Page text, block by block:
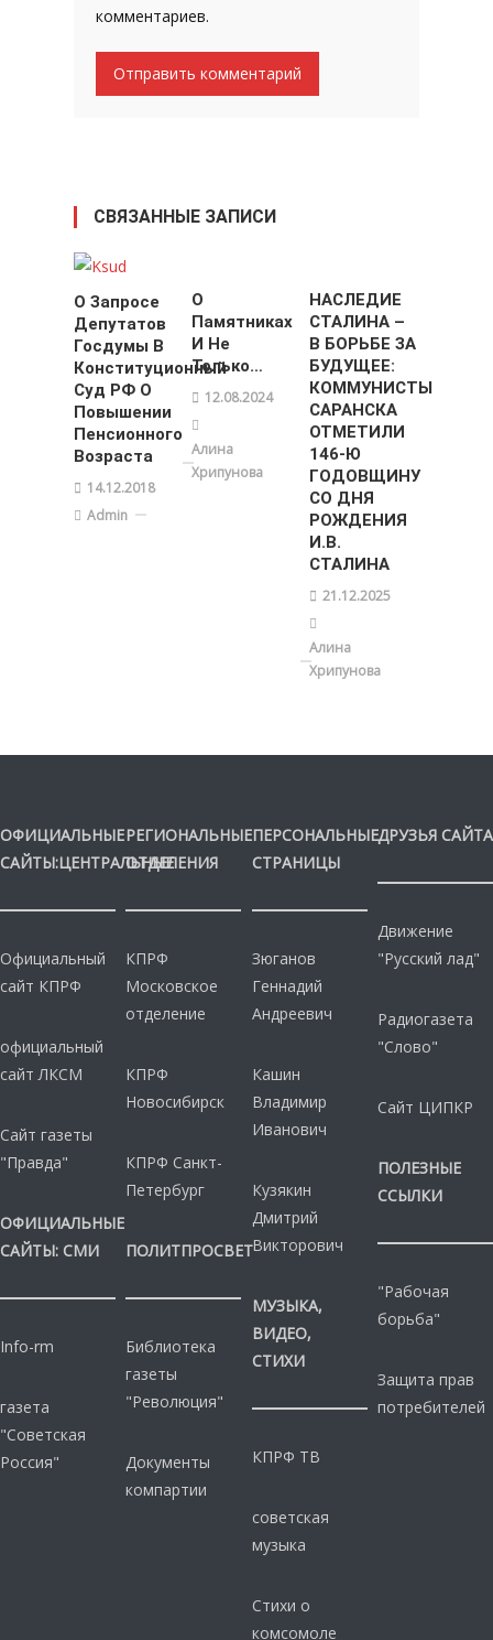
комментариев.
СВЯЗАННЫЕ ЗАПИСИ
О Запросе
Депутатов
Госдумы В
Конституционный
Суд РФ О
Повышении
Пенсионного
Возраста
14.12.2018
Admin
О
Памятниках
И Не
Только…
12.08.2024
Алина
Хрипунова
НАСЛЕДИЕ
СТАЛИНА –
В БОРЬБЕ ЗА
БУДУЩЕЕ:
КОММУНИСТЫ
САРАНСКА
ОТМЕТИЛИ
146-Ю
ГОДОВЩИНУ
СО ДНЯ
РОЖДЕНИЯ
И.В.
СТАЛИНА
21.12.2025
Алина
Хрипунова
ОФИЦИАЛЬНЫЕ
САЙТЫ:ЦЕНТРАЛЬНЫЕ
Официальный
сайт КПРФ
официальный
сайт ЛКСМ
Сайт газеты
"Правда"
ОФИЦИАЛЬНЫЕ
САЙТЫ: СМИ
Info-rm
газета
"Советская
Россия"
РЕГИОНАЛЬНЫЕ
ОТДЕЛЕНИЯ
КПРФ
Московское
отделение
КПРФ
Новосибирск
КПРФ Санкт-
Петербург
ПОЛИТПРОСВЕТ
Библиотека
газеты
"Революция"
Документы
компартии
ПЕРСОНАЛЬНЫЕ
СТРАНИЦЫ
Зюганов
Геннадий
Андреевич
Кашин
Владимир
Иванович
Кузякин
Дмитрий
Викторович
МУЗЫКА,
ВИДЕО,
СТИХИ
КПРФ ТВ
советская
музыка
Стихи о
комсомоле
ДРУЗЬЯ САЙТА
Движение
"Русский лад"
Радиогазета
"Слово"
Сайт ЦИПКР
ПОЛЕЗНЫЕ
ССЫЛКИ
"Рабочая
борьба"
Защита прав
потребителей